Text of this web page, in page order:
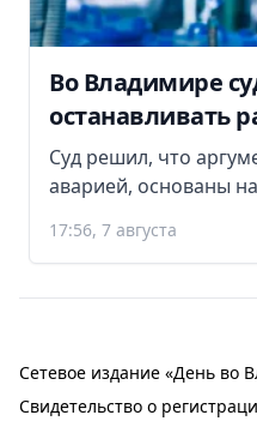
Во Владимире
останавливать
Суд решил, что
аварией, основаны
17:56, 7 августа
Сетевое издание «День во
Свидетельство о